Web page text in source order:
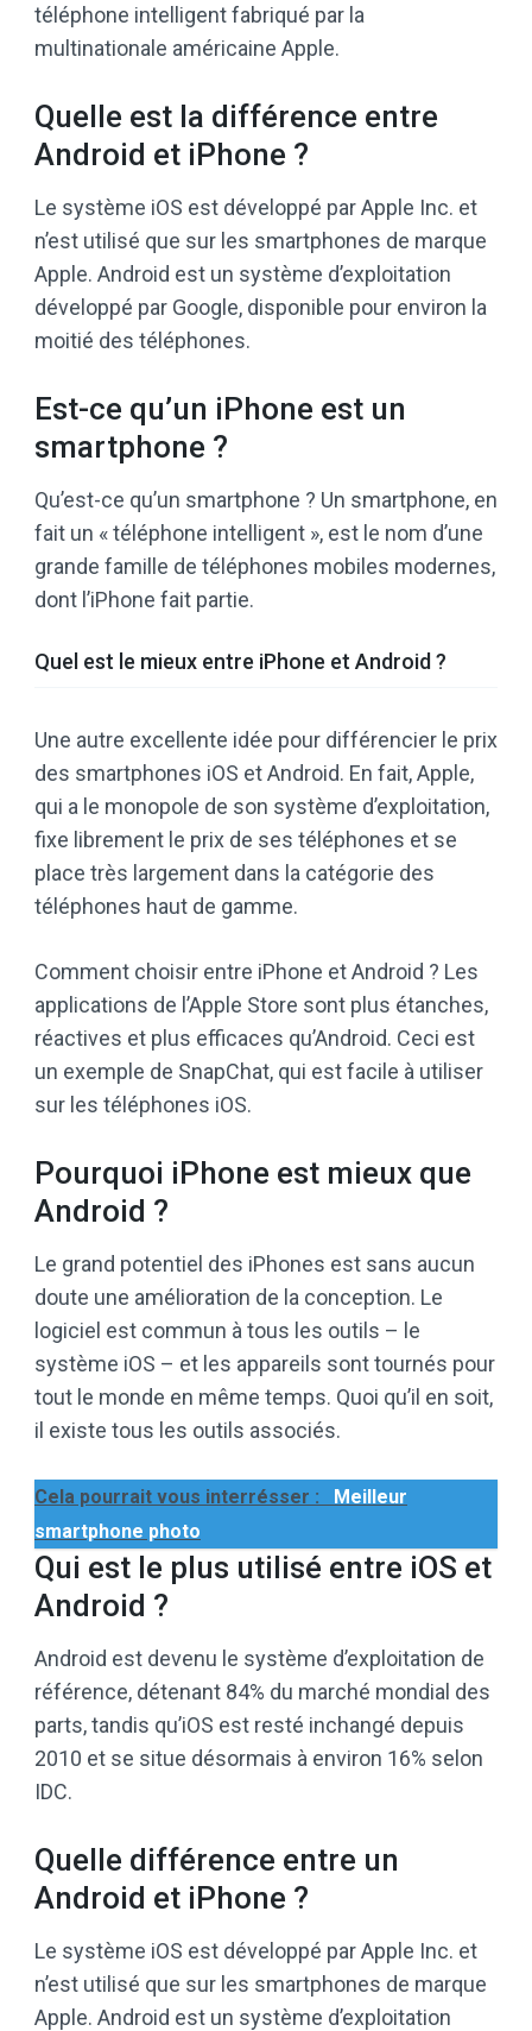
téléphone intelligent fabriqué par la
multinationale américaine Apple.
Quelle est la différence entre
Android et iPhone ?
Le système iOS est développé par Apple Inc. et
n’est utilisé que sur les smartphones de marque
Apple. Android est un système d’exploitation
développé par Google, disponible pour environ la
moitié des téléphones.
Est-ce qu’un iPhone est un
smartphone ?
Qu’est-ce qu’un smartphone ? Un smartphone, en
fait un « téléphone intelligent », est le nom d’une
grande famille de téléphones mobiles modernes,
dont l’iPhone fait partie.
Quel est le mieux entre iPhone et Android ?
Une autre excellente idée pour différencier le prix
des smartphones iOS et Android. En fait, Apple,
qui a le monopole de son système d’exploitation,
fixe librement le prix de ses téléphones et se
place très largement dans la catégorie des
téléphones haut de gamme.
Comment choisir entre iPhone et Android ? Les
applications de l’Apple Store sont plus étanches,
réactives et plus efficaces qu’Android. Ceci est
un exemple de SnapChat, qui est facile à utiliser
sur les téléphones iOS.
Pourquoi iPhone est mieux que
Android ?
Le grand potentiel des iPhones est sans aucun
doute une amélioration de la conception. Le
logiciel est commun à tous les outils – le
système iOS – et les appareils sont tournés pour
tout le monde en même temps. Quoi qu’il en soit,
il existe tous les outils associés.
Cela pourrait vous interrésser :
Meilleur
smartphone photo
Qui est le plus utilisé entre iOS et
Android ?
Android est devenu le système d’exploitation de
référence, détenant 84% du marché mondial des
parts, tandis qu’iOS est resté inchangé depuis
2010 et se situe désormais à environ 16% selon
IDC.
Quelle différence entre un
Android et iPhone ?
Le système iOS est développé par Apple Inc. et
n’est utilisé que sur les smartphones de marque
Apple. Android est un système d’exploitation